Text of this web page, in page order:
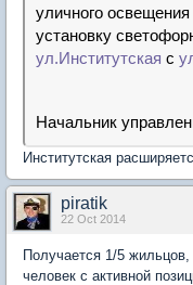
уличного освещения
установку
ул.Институтская с
Начальник
Институтская
piratik
22 Oct 2014
Получается 1/5
человек с активной